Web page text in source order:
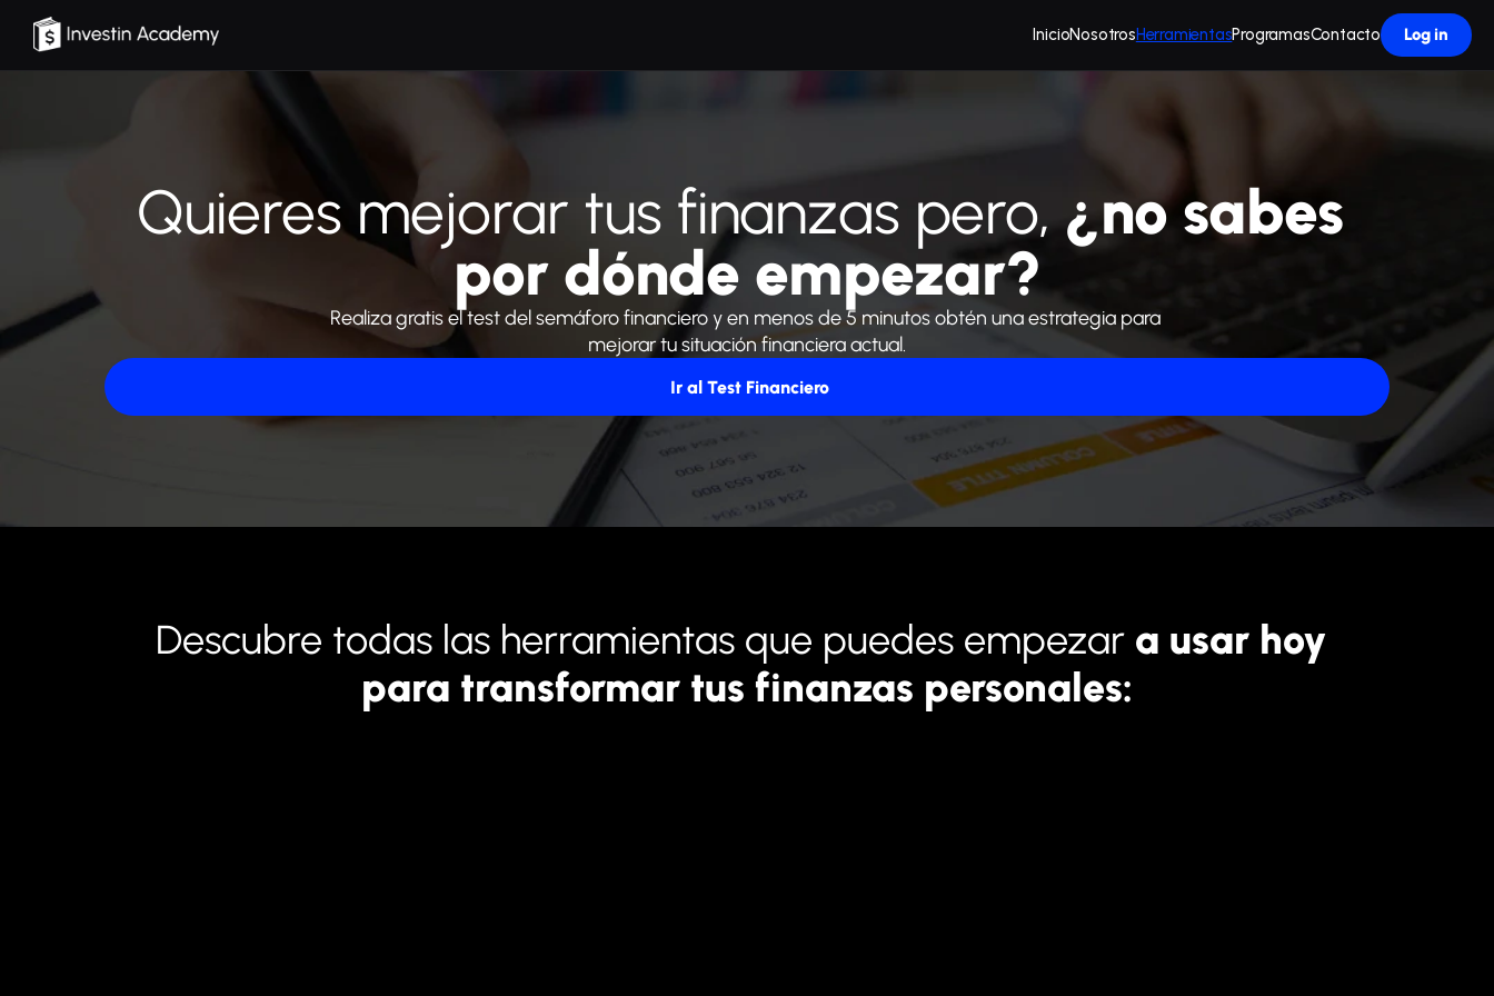
InicioNosotrosHerramientasProgramasContacto Log in
Quieres mejorar tus finanzas pero, ¿no sabes
por dónde empezar?
Realiza gratis el test del semáforo financiero y en menos de 5 minutos obtén una estrategia para
mejorar tu situación financiera actual.
Ir al Test Financiero
Descubre todas las herramientas que puedes empezar a usar hoy
para transformar tus finanzas personales: